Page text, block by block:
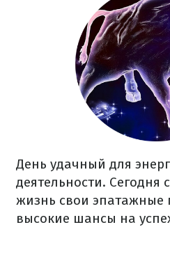
День удачный для
деятельности.
жизнь свои эпатажные
высокие шансы на